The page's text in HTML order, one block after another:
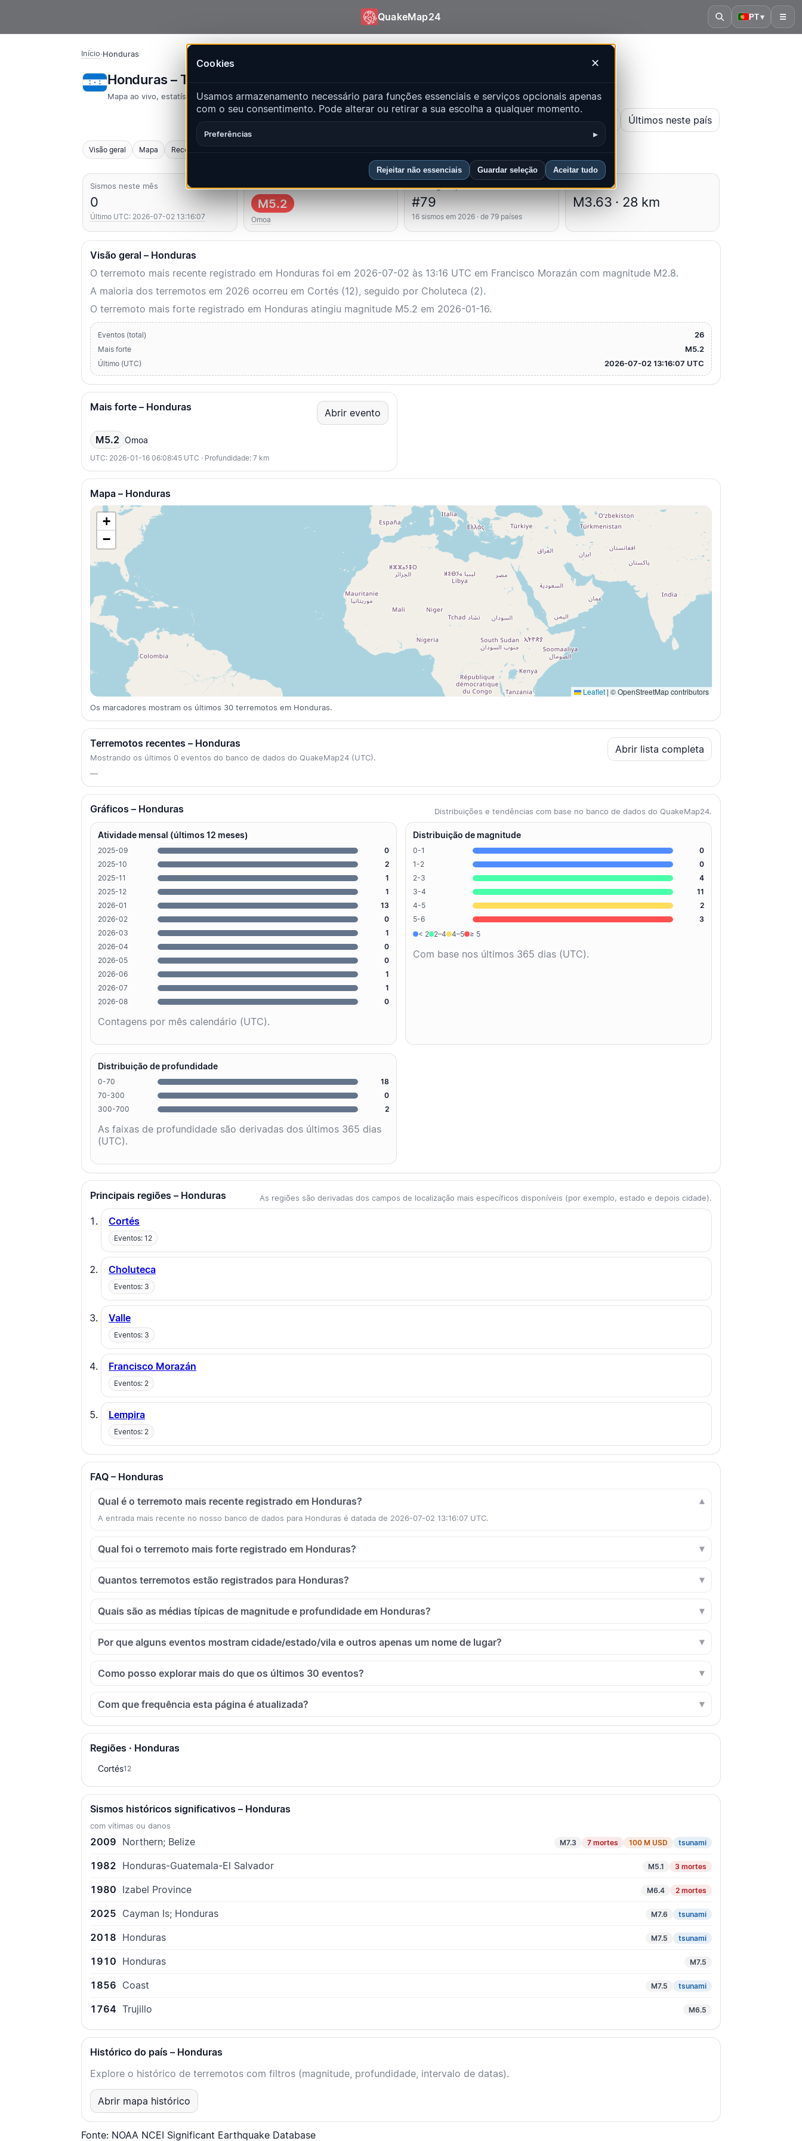
QuakeMap24 PT▾ ☰
Cookies ✕
Usamos armazenamento necessário para funções essenciais e serviços opcionais apenas
com o seu consentimento. Pode alterar ou retirar a sua escolha a qualquer momento.
Preferências ▸
Rejeitar não essenciais Guardar seleção Aceitar tudo
Início·Honduras
Honduras – Terremotos | QuakeMap24
Mapa ao vivo, estatísticas e eventos recentes
Abrir mapa histórico Últimos neste país
Visão geral Mapa Recentes
Sismos neste mês
0
Último UTC: 2026-07-02 13:16:07
Mais forte
M5.2
Omoa
Ranking do país
#79
16 sismos em 2026 · de 79 países
Médias
M3.63 · 28 km
Visão geral – Honduras
O terremoto mais recente registrado em Honduras foi em 2026-07-02 às 13:16 UTC em Francisco Morazán com magnitude M2.8.
A maioria dos terremotos em 2026 ocorreu em Cortés (12), seguido por Choluteca (2).
O terremoto mais forte registrado em Honduras atingiu magnitude M5.2 em 2026-01-16.
Eventos (total) 26
Mais forte M5.2
Último (UTC) 2026-07-02 13:16:07 UTC
Mais forte – Honduras Abrir evento
M5.2 Omoa
UTC: 2026-01-16 06:08:45 UTC · Profundidade: 7 km
Mapa – Honduras
+
−
Leaflet | © OpenStreetMap contributors
Os marcadores mostram os últimos 30 terremotos em Honduras.
Terremotos recentes – Honduras
Mostrando os últimos 0 eventos do banco de dados do QuakeMap24 (UTC).
Abrir lista completa
—
Gráficos – Honduras Distribuições e tendências com base no banco de dados do QuakeMap24.
Atividade mensal (últimos 12 meses)
2025-09
0
2025-10
2
2025-11
1
2025-12
1
2026-01
13
2026-02
0
2026-03
1
2026-04
0
2026-05
0
2026-06
1
2026-07
1
2026-08
0
Contagens por mês calendário (UTC).
Distribuição de magnitude
0-1
0
1-2
0
2-3
4
3-4
11
4-5
2
5-6
3
< 2
2–4 4–5 ≥ 5
Com base nos últimos 365 dias (UTC).
Distribuição de profundidade
0-70
18
70-300
0
300-700
2
As faixas de profundidade são derivadas dos últimos 365 dias
(UTC).
Principais regiões – Honduras As regiões são derivadas dos campos de localização mais específicos disponíveis (por exemplo, estado e depois cidade).
Cortés
Eventos: 12
Choluteca
Eventos: 3
Valle
Eventos: 3
Francisco Morazán
Eventos: 2
Lempira
Eventos: 2
FAQ – Honduras
Qual é o terremoto mais recente registrado em Honduras?
A entrada mais recente no nosso banco de dados para Honduras é datada de 2026-07-02 13:16:07 UTC.
Qual foi o terremoto mais forte registrado em Honduras?
Quantos terremotos estão registrados para Honduras?
Quais são as médias típicas de magnitude e profundidade em Honduras?
Por que alguns eventos mostram cidade/estado/vila e outros apenas um nome de lugar?
Como posso explorar mais do que os últimos 30 eventos?
Com que frequência esta página é atualizada?
Regiões · Honduras
Cortés12
Sismos históricos significativos – Honduras
com vítimas ou danos
2009 Northern; Belize M7.3 7 mortes 100 M USD tsunami
1982 Honduras-Guatemala-El Salvador M5.1 3 mortes
1980 Izabel Province M6.4 2 mortes
2025 Cayman Is; Honduras M7.6 tsunami
2018 Honduras M7.5 tsunami
1910 Honduras M7.5
1856 Coast M7.5 tsunami
1764 Trujillo M6.5
Histórico do país – Honduras
Explore o histórico de terremotos com filtros (magnitude, profundidade, intervalo de datas).
Abrir mapa histórico
Fonte: NOAA NCEI Significant Earthquake Database